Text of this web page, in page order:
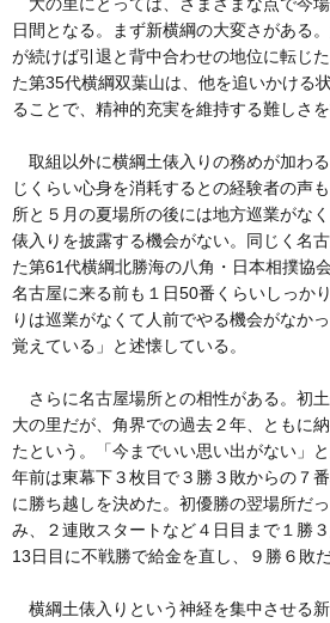
日間となる。まず新横綱の大変さがある
が続けば引退と背中合わせの地位に転じ
た第35代横綱双葉山は、他を追いかける
ることで、精神的充実を維持する難しさを
取組以外に横綱土俵入りの務めが加わ
じくらい心身を消耗するとの経験者の声
所と５月の夏場所の後には地方巡業がな
俵入りを披露する機会がない。同じく名
た第61代横綱北勝海の八角・日本相撲協
名古屋に来る前も１日50番くらいしっか
りは巡業がなくて人前でやる機会がなか
覚えている」と述懐している。
さらに名古屋場所との相性がある。初
大の里だが、角界での過去２年、ともに
たという。「今までいい思い出がない」
年前は東幕下３枚目で３勝３敗からの７
に勝ち越しを決めた。初優勝の翌場所だ
み、２連敗スタートなど４日目まで１勝
13日目に不戦勝で給金を直し、９勝６敗だ
横綱土俵入りという神経を集中させる